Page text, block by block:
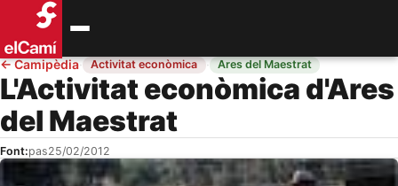
←Camipèdia· Activitat econòmica · Ares del Maestrat
L'Activitat econòmica d'Ares
del Maestrat
Font:pas25/02/2012